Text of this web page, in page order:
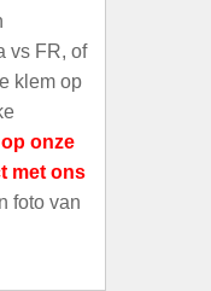
vs FR, of
klem op
onze
met ons
foto van